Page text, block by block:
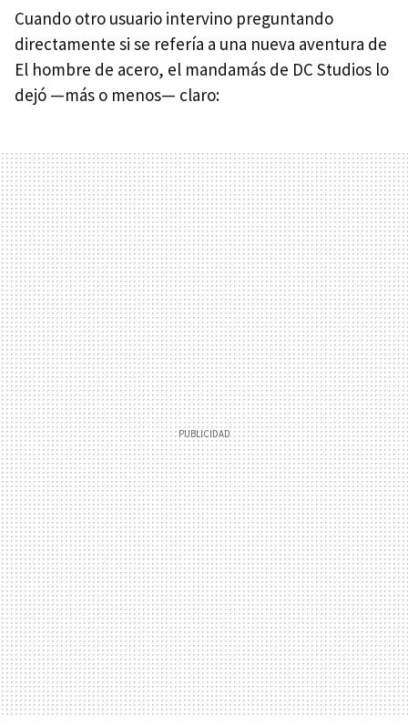
Cuando otro usuario intervino preguntando
directamente si se refería a una nueva aventura de
El hombre de acero, el mandamás de DC Studios lo
dejó —más o menos— claro: